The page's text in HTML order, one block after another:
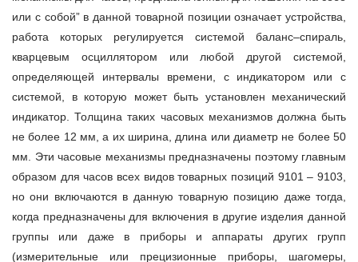
или с собой” в данной товарной позиции означает устройства,
работа которых регулируется системой баланс–спираль,
кварцевым осциллятором или любой другой системой,
определяющей интервалы времени, с индикатором или с
системой, в которую может быть установлен механический
индикатор. Толщина таких часовых механизмов должна быть
не более 12 мм, а их ширина, длина или диаметр не более 50
мм. Эти часовые механизмы предназначены поэтому главным
образом для часов всех видов товарных позиций 9101 – 9103,
но они включаются в данную товарную позицию даже тогда,
когда предназначены для включения в другие изделия данной
группы или даже в приборы и аппараты других групп
(измерительные или прецизионные приборы, шагомеры,